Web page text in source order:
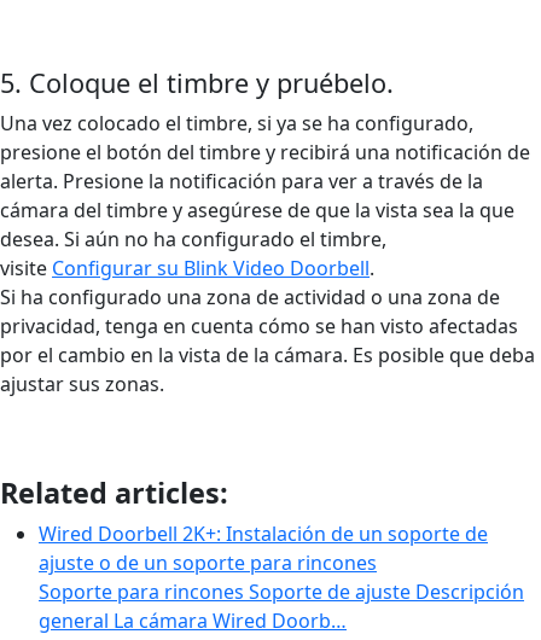
5. Coloque el timbre y pruébelo.
Una vez colocado el timbre, si ya se ha configurado,
presione el botón del timbre y recibirá una notificación de
alerta. Presione la notificación para ver a través de la
cámara del timbre y asegúrese de que la vista sea la que
desea. Si aún no ha configurado el timbre,
visite Configurar su Blink Video Doorbell‍.
Si ha configurado una zona de actividad o una zona de
privacidad, tenga en cuenta cómo se han visto afectadas
por el cambio en la vista de la cámara. Es posible que deba
ajustar sus zonas.
Related articles:
Wired Doorbell 2K+: Instalación de un soporte de
ajuste o de un soporte para rincones
Soporte para rincones Soporte de ajuste Descripción
general La cámara Wired Doorb…